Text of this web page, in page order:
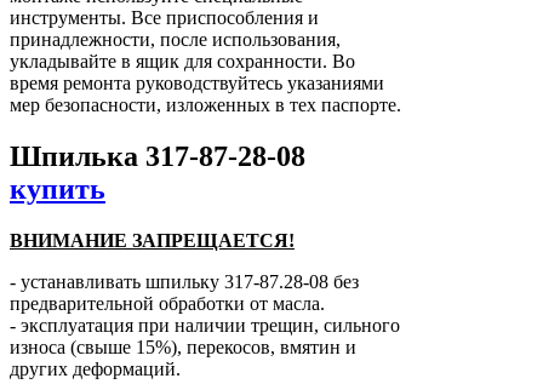
инструменты. Все приспособления и
принадлежности, после использования,
укладывайте в ящик для сохранности. Во
время ремонта руководствуйтесь указаниями
мер безопасности, изложенных в тех паспорте.
Шпилька 317-87-28-08
купить
ВНИМАНИЕ ЗАПРЕЩАЕТСЯ!
- устанавливать шпильку 317-87.28-08 без
предварительной обработки от масла.
- эксплуатация при наличии трещин, сильного
износа (свыше 15%), перекосов, вмятин и
других деформаций.